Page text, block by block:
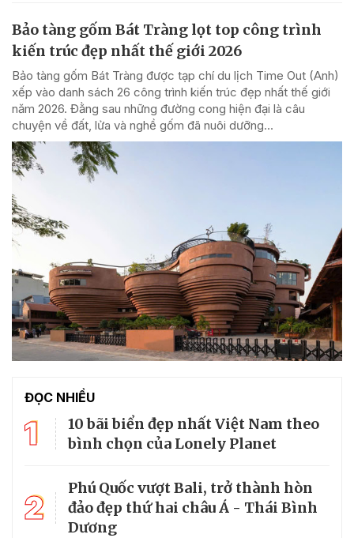
Bảo tàng gốm Bát Tràng lọt top công trình
kiến trúc đẹp nhất thế giới 2026
Bảo tàng gốm Bát Tràng được tạp chí du lịch Time Out (Anh)
xếp vào danh sách 26 công trình kiến trúc đẹp nhất thế giới
năm 2026. Đằng sau những đường cong hiện đại là câu
chuyện về đất, lửa và nghề gốm đã nuôi dưỡng...
ĐỌC NHIỀU
1
10 bãi biển đẹp nhất Việt Nam theo
bình chọn của Lonely Planet
2
Phú Quốc vượt Bali, trở thành hòn
đảo đẹp thứ hai châu Á - Thái Bình
Dương